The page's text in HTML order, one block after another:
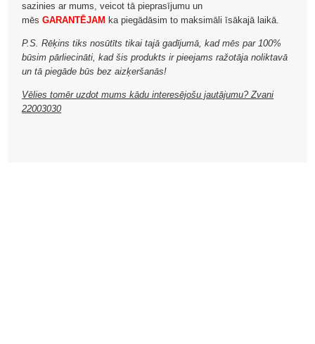
sazinies ar mums, veicot tā pieprasījumu un
mēsGARANTĒJAM ka piegādāsim to maksimāli īsākajā laikā.
P.S. Rēķins tiks nosūtīts tikai tajā gadījumā, kad mēs par 100%
būsim pārliecināti, kad šis produkts ir pieejams ražotāja noliktavā
un tā piegāde būs bez aizķeršanās!
Vēlies tomēr uzdot mums kādu interesējošu jautājumu? Zvani
22003030